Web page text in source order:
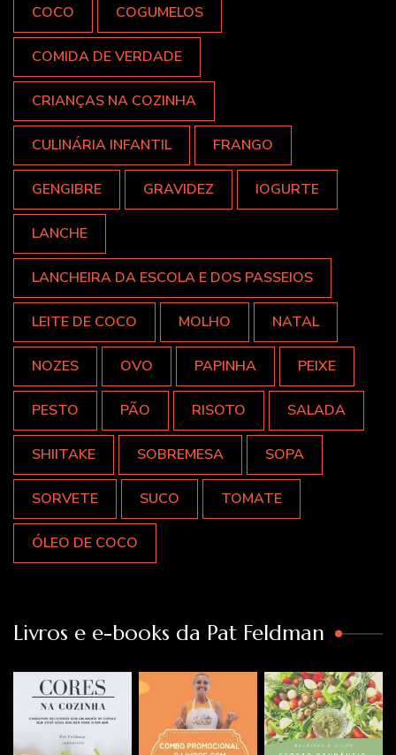
COCO COGUMELOS
COMIDA DE VERDADE
CRIANÇAS NA COZINHA
CULINÁRIA INFANTIL FRANGO
GENGIBRE GRAVIDEZ IOGURTE
LANCHE
LANCHEIRA DA ESCOLA E DOS PASSEIOS
LEITE DE COCO MOLHO NATAL
NOZES OVO PAPINHA PEIXE
PESTO PÃO RISOTO SALADA
SHIITAKE SOBREMESA SOPA
SORVETE SUCO TOMATE
ÓLEO DE COCO
Livros e e-books da Pat Feldman